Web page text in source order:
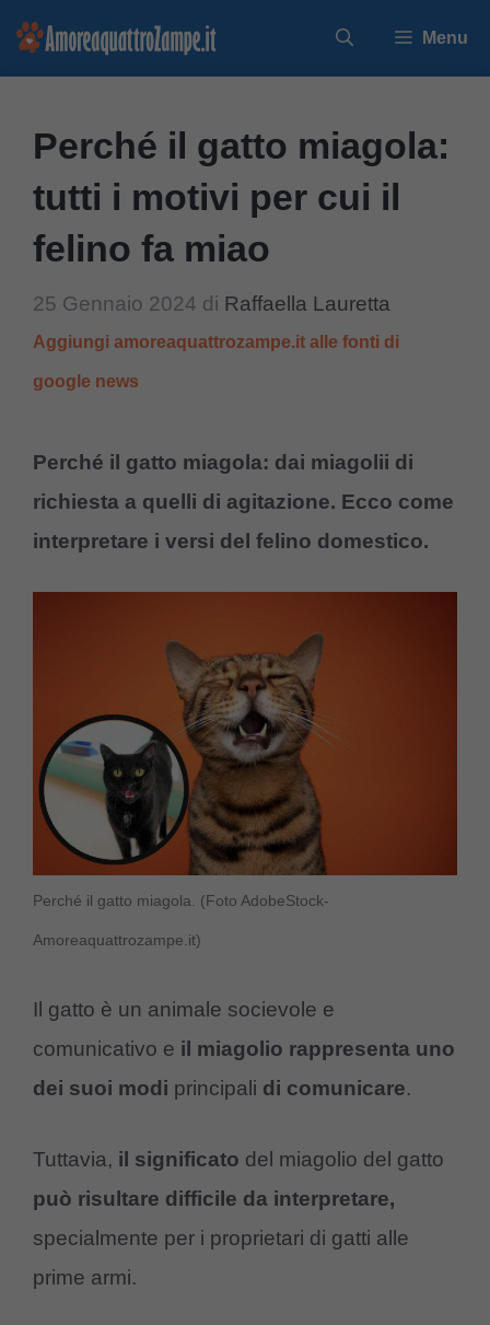
Vai
Menu
Perché il gatto miagola:
tutti i motivi per cui il
felino fa miao
25 Gennaio 2024 di Raffaella Lauretta
Aggiungi amoreaquattrozampe.it alle fonti di
google news
Perché il gatto miagola: dai miagolii di
richiesta a quelli di agitazione. Ecco come
interpretare i versi del felino domestico.
Perché il gatto miagola. (Foto AdobeStock-
Amoreaquattrozampe.it)
Il gatto è un animale socievole e
comunicativo e il miagolio rappresenta uno
dei suoi modi principali di comunicare.
Tuttavia, il significato del miagolio del gatto
può risultare difficile da interpretare,
specialmente per i proprietari di gatti alle
prime armi.